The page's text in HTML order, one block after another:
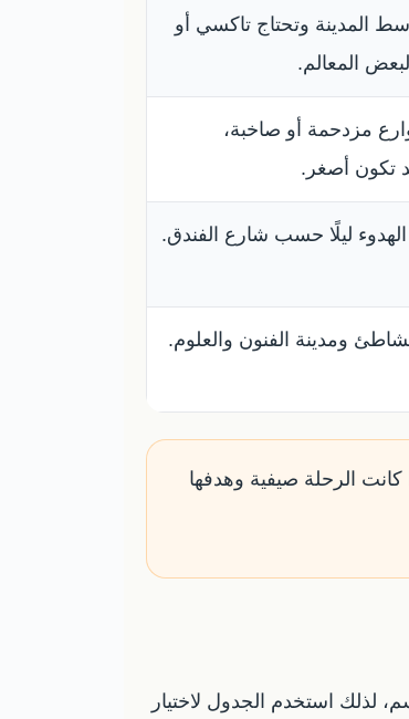
المدينة وتحتاج تاكسي أو
المعالم.
مزدحمة أو صاخبة،
تكون أصغر.
ليلًا حسب شارع الفندق.
ومدينة الفنون والعلوم.
كانت الرحلة صيفية وهدفها
لذلك استخدم الجدول لاختيار